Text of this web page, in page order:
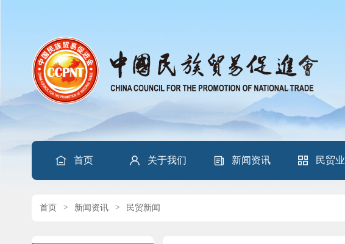
首页 关于我们 新闻资讯 民贸
首页 > 新闻资讯 > 民贸新闻